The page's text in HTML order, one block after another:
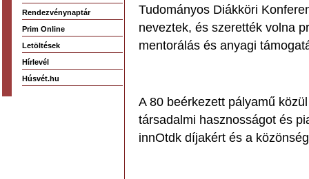
Rendezvénynaptár
Prim Online
Letöltések
Hírlevél
Húsvét.hu
Tudományos Diákköri
neveztek, és szerették volna
mentorálás és anyagi
A 80 beérkezett pályamű
társadalmi hasznosságot és
innOtdk díjakért és a